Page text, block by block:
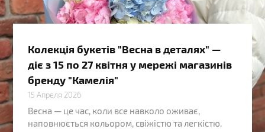
Колекція букетів "Весна в деталях" —
діє з 15 по 27 квітня у мережі магазинів
бренду "Камелія"
15 Апреля 2026
Весна — це час, коли все навколо оживає,
наповнюється кольором, свіжістю та легкістю.